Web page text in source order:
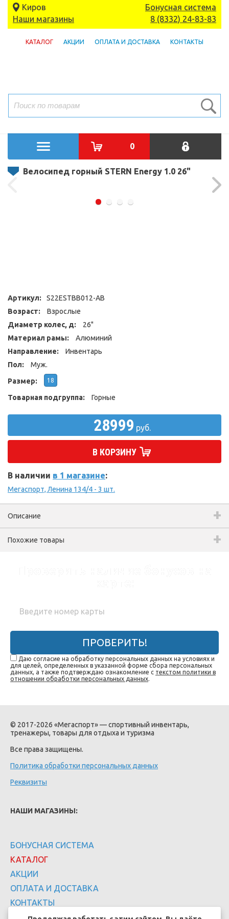
Киров
Наши магазины
Бонусная система
8 (8332) 24-83-83
КАТАЛОГ АКЦИИ ОПЛАТА И ДОСТАВКА КОНТАКТЫ
0
Велосипед горный STERN Energy 1.0 26"
Артикул:
S22ESTBB012-AB
Возраст:
Взрослые
Диаметр колес, д:
26"
Материал рамы:
Алюминий
Направление:
Инвентарь
Пол:
Муж.
Размер:
18
Товарная подгруппа: Горные
28999 руб.
В КОРЗИНУ
В наличии в 1 магазине:
Мегаспорт, Ленина 134/4 - 3 шт.
Описание
Похожие товары
ПРОВЕРИТЬ!
Даю согласие на обработку персональных данных на условиях и
для целей, определенных в указанной форме сбора персональных
данных, а также подтверждаю ознакомление с текстом политики в
отношении обработки персональных данных.
© 2017-2026 «Мегаспорт» — спортивный инвентарь,
тренажеры, товары для отдыха и туризма
Все права защищены.
Политика обработки персональных данных
Реквизиты
НАШИ МАГАЗИНЫ:
БОНУСНАЯ СИСТЕМА
КАТАЛОГ
АКЦИИ
ОПЛАТА И ДОСТАВКА
КОНТАКТЫ